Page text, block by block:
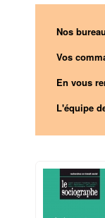
Nos
Vos
En vous
L'équipe